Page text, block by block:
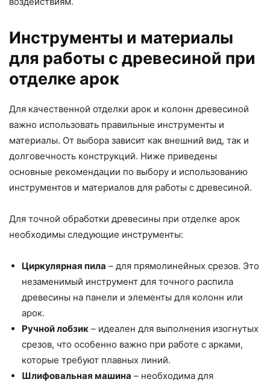
Инструменты и материалы
для работы с древесиной при
отделке арок
Для качественной отделки арок и колонн древесиной
важно использовать правильные инструменты и
материалы. От выбора зависит как внешний вид, так и
долговечность конструкций. Ниже приведены
основные рекомендации по выбору и использованию
инструментов и материалов для работы с древесиной.
Для точной обработки древесины при отделке арок
необходимы следующие инструменты:
Циркулярная пила – для прямолинейных срезов. Это
незаменимый инструмент для точного распила
древесины на панели и элементы для колонн или
арок.
Ручной лобзик – идеален для выполнения изогнутых
срезов, что особенно важно при работе с арками,
которые требуют плавных линий.
Шлифовальная машина – необходима для